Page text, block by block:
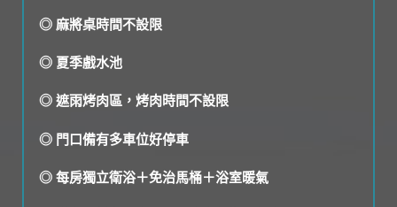
◎ 麻將桌時間不設限
◎ 夏季戲水池
◎ 遮雨烤肉區，烤肉時間不設限
◎ 門口備有多車位好停車
◎ 每房獨立衛浴＋免治馬桶＋浴室暖氣